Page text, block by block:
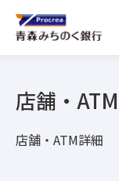
店舗・
店舗・ATM詳細